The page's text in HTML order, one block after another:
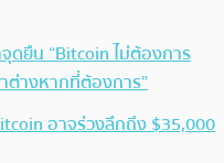
ดยืน “Bitcoin ไม่ต้องการ
ต่างหากที่ต้องการ”
อาจร่วงลึกถึง $35,000